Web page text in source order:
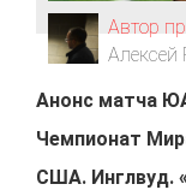
Автор
Алексей
Анонс матча
Чемпионат
США. Инглвуд.